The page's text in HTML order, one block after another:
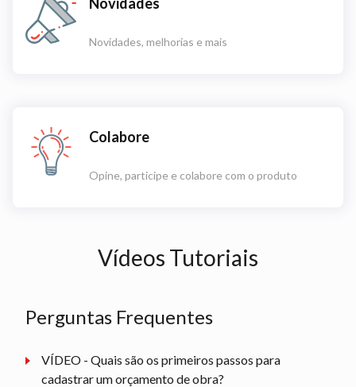
Novidades, melhorias e mais
Colabore
Opine, participe e colabore com o produto
Vídeos Tutoriais
Perguntas Frequentes
VÍDEO - Quais são os primeiros passos para
cadastrar um orçamento de obra?